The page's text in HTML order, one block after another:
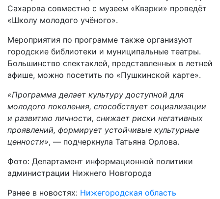
Сахарова совместно с музеем «Кварки» проведёт
«Школу молодого учёного».
Мероприятия по программе также организуют
городские библиотеки и муниципальные театры.
Большинство спектаклей, представленных в летней
афише, можно посетить по «Пушкинской карте».
«Программа делает культуру доступной для
молодого поколения, способствует социализации
и развитию личности, снижает риски негативных
проявлений, формирует устойчивые культурные
ценности», — подчеркнула Татьяна Орлова.
Фото: Департамент информационной политики
администрации Нижнего Новгорода
Ранее в новостях: Нижегородская область